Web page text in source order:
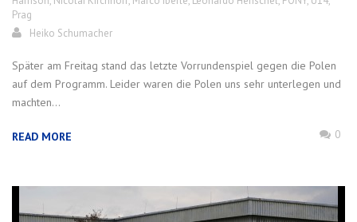
Prag
Heiko Schumacher
Später am Freitag stand das letzte Vorrundenspiel gegen die Polen
auf dem Programm. Leider waren die Polen uns sehr unterlegen und
machten...
READ MORE 0